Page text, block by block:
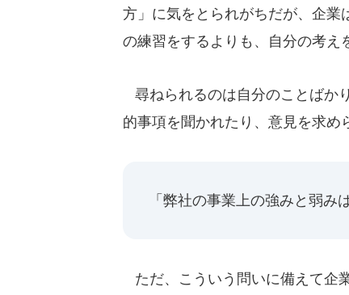
方」に気をとられがちだが、企業
の練習をするよりも、自分の考え
尋ねられるのは自分のことばか
的事項を聞かれたり、意見を求め
「弊社の事業上の強みと弱み
ただ、こういう問いに備えて企